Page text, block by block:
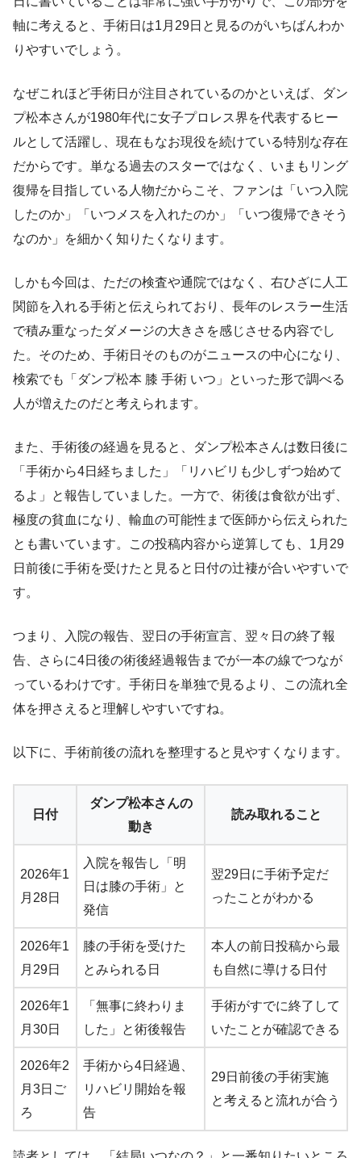
軸に考えると、手術日は1月29日と見るのがいちばんわか
りやすいでしょう。
なぜこれほど手術日が注目されているのかといえば、ダン
プ松本さんが1980年代に女子プロレス界を代表するヒー
ルとして活躍し、現在もなお現役を続けている特別な存在
だからです。単なる過去のスターではなく、いまもリング
復帰を目指している人物だからこそ、ファンは「いつ入院
したのか」「いつメスを入れたのか」「いつ復帰できそう
なのか」を細かく知りたくなります。
しかも今回は、ただの検査や通院ではなく、右ひざに人工
関節を入れる手術と伝えられており、長年のレスラー生活
で積み重なったダメージの大きさを感じさせる内容でし
た。そのため、手術日そのものがニュースの中心になり、
検索でも「ダンプ松本 膝 手術 いつ」といった形で調べる
人が増えたのだと考えられます。
また、手術後の経過を見ると、ダンプ松本さんは数日後に
「手術から4日経ちました」「リハビリも少しずつ始めて
るよ」と報告していました。一方で、術後は食欲が出ず、
極度の貧血になり、輸血の可能性まで医師から伝えられた
とも書いています。この投稿内容から逆算しても、1月29
日前後に手術を受けたと見ると日付の辻褄が合いやすいで
す。
つまり、入院の報告、翌日の手術宣言、翌々日の終了報
告、さらに4日後の術後経過報告までが一本の線でつなが
っているわけです。手術日を単独で見るより、この流れ全
体を押さえると理解しやすいですね。
以下に、手術前後の流れを整理すると見やすくなります。
日付
ダンプ松本さんの
動き
読み取れること
2026年1
月28日
入院を報告し「明
日は膝の手術」と
発信
翌29日に手術予定だ
ったことがわかる
2026年1
月29日
膝の手術を受けた
とみられる日
本人の前日投稿から最
も自然に導ける日付
2026年1
月30日
「無事に終わりま
した」と術後報告
手術がすでに終了して
いたことが確認できる
2026年2
月3日ご
ろ
手術から4日経過、
リハビリ開始を報
告
29日前後の手術実施
と考えると流れが合う